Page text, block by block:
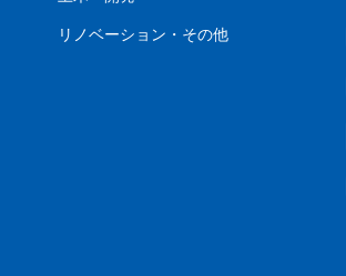
リノベーション・その他